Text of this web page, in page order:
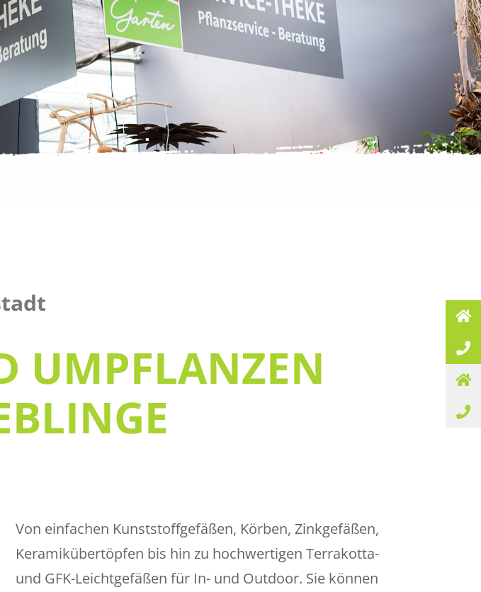
UMPFLANZEN
Von einfachen Kunststoffgefäßen, Körben, Zinkgefäßen,
Keramikübertöpfen bis hin zu hochwertigen Terrakotta-
und GFK-Leichtgefäßen für In- und Outdoor. Sie können